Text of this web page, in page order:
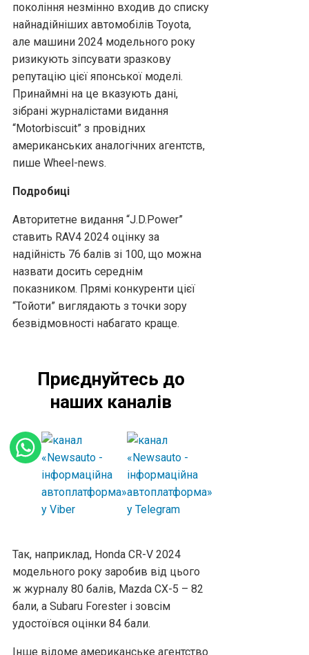
покоління незмінно входив до списку
найнадійніших автомобілів Toyota,
але машини 2024 модельного року
ризикують зіпсувати зразкову
репутацію цієї японської моделі.
Принаймні на це вказують дані,
зібрані журналістами видання
“Motorbiscuit” з провідних
американських аналогічних агентств,
пише Wheel-news.
Подробиці
Авторитетне видання “J.D.Power”
ставить RAV4 2024 оцінку за
надійність 76 балів зі 100, що можна
назвати досить середнім
показником. Прямі конкуренти цієї
“Тойоти” виглядають з точки зору
безвідмовності набагато краще.
Приєднуйтесь до
наших каналів
Так, наприклад, Honda CR-V 2024
модельного року заробив від цього
ж журналу 80 балів, Mazda CX-5 – 82
бали, а Subaru Forester і зовсім
удостоївся оцінки 84 бали.
Інше відоме американське агентство